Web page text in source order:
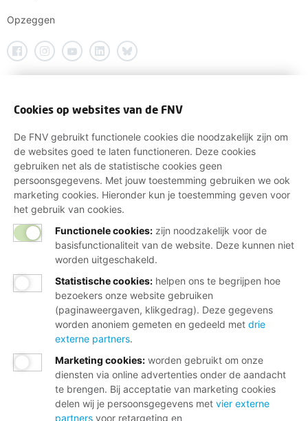
Opzeggen
Cookies op websites van de FNV
De FNV gebruikt functionele cookies die noodzakelijk zijn om
de websites goed te laten functioneren. Deze cookies
gebruiken net als de statistische cookies geen
persoonsgegevens. Met jouw toestemming gebruiken we ook
marketing cookies. Hieronder kun je toestemming geven voor
het gebruik van cookies.
Functionele cookies: zijn noodzakelijk voor de
basisfunctionaliteit van de website. Deze kunnen niet
worden uitgeschakeld.
Statistische cookies: helpen ons te begrijpen hoe
bezoekers onze website gebruiken
(paginaweergaven, klikgedrag). Deze gegevens
worden anoniem gemeten en gedeeld met drie
externe partners.
Marketing cookies: worden gebruikt om onze
diensten via online advertenties onder de aandacht
te brengen. Bij acceptatie van marketing cookies
delen wij je persoonsgegevens met vier externe
partners voor retargeting en